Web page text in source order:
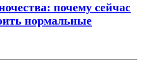
почему сейчас
нормальные